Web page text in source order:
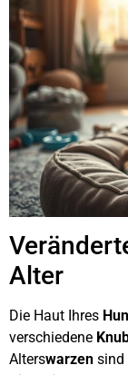
Alter
Die Haut Ihres
verschiedene
Alterswarzen sind